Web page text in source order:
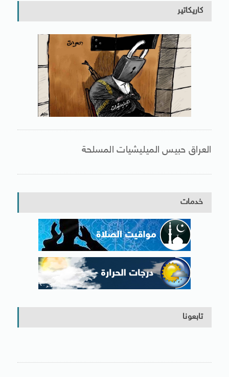
كاريكاتير
العراق حبيس الميليشيات المسلحة
خدمات
تابعونا